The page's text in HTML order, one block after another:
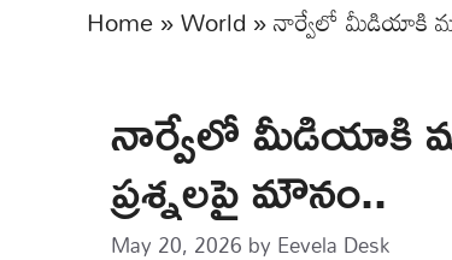
Home»World »నార్వేలో మీడియాకి
నార్వేలో మీడియాకి
ప్రశ్నలపై మౌనం..
May 20, 2026 by Eevela Desk